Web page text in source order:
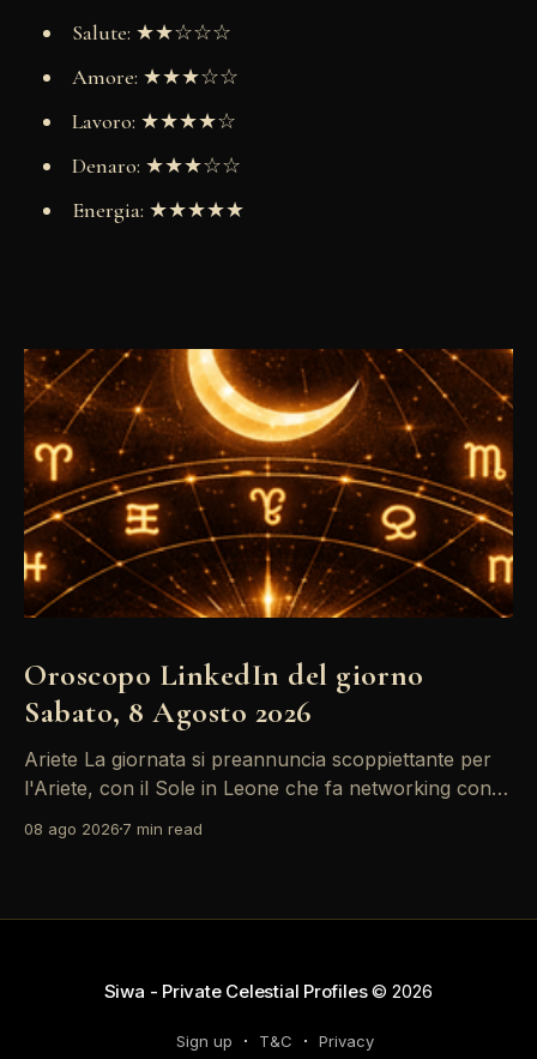
Salute: ★★☆☆☆
Amore: ★★★☆☆
Lavoro: ★★★★☆
Denaro: ★★★☆☆
Energia: ★★★★★
Oroscopo LinkedIn del giorno
Sabato, 8 Agosto 2026
Ariete La giornata si preannuncia scoppiettante per
l'Ariete, con il Sole in Leone che fa networking con la
d'oro per postare un aggiornamento che incapsuli la
08 ago 2026 7 min read
Siwa - Private Celestial Profiles© 2026
Sign up T&C Privacy